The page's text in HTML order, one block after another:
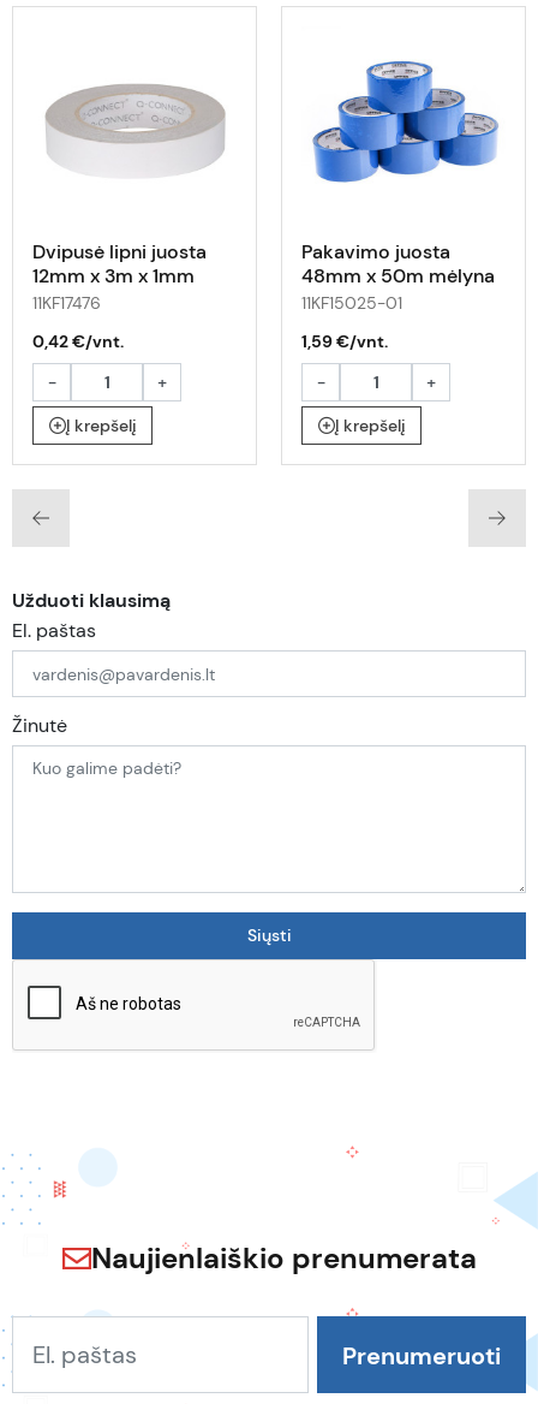
Dvipusė lipni juosta
12mm x 3m x 1mm
11KF17476
0,42 €/vnt.
-
+
Į krepšelį
Pakavimo juosta
48mm x 50m mėlyna
OFFp
11KF15025-01
1,59 €/vnt.
-
+
Į krepšelį
Užduoti klausimą
El. paštas
Žinutė
Naujienlaiškio prenumerata